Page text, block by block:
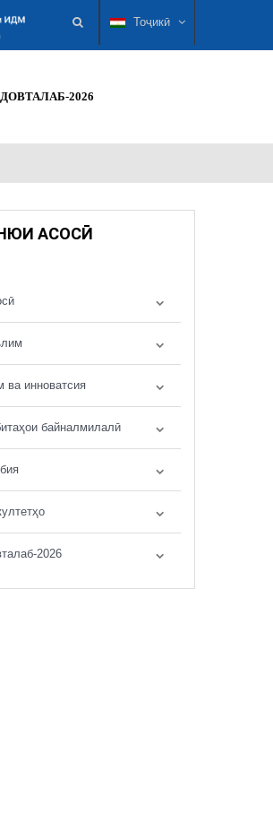
Тоҷикӣ
ДОВТАЛАБ-2026
АСОСӢ
ва инноватсия
байналмилалӣ
2026